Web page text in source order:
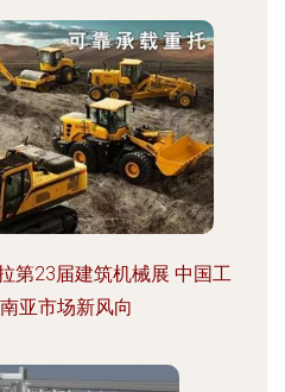
第23届建筑机械展 中国工
亚市场新风向